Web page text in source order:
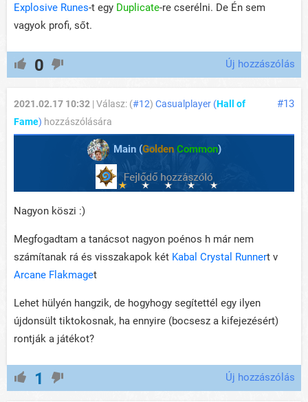
Explosive Runes-t egy Duplicate-re cserélni. De Én sem
vagyok profi, sőt.
0 Új hozzászólás
#13
2021.02.17 10:32 | Válasz: (#12) Casualplayer (Hall of
Fame) hozzászólására
Main (Golden Common)
Nagyon köszi :)
Megfogadtam a tanácsot nagyon poénos h már nem
számítanak rá és visszakapok két Kabal Crystal Runnert v
Arcane Flakmaget
Lehet hülyén hangzik, de hogyhogy segítettél egy ilyen
újdonsült tiktokosnak, ha ennyire (bocsesz a kifejezésért)
rontják a játékot?
1 Új hozzászólás